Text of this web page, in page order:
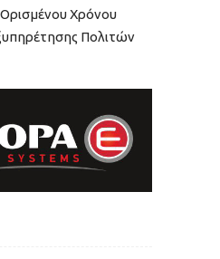
Χρόνου
Πολιτών